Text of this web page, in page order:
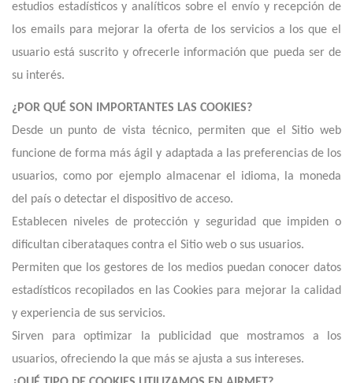
estudios estadísticos y analíticos sobre el envío y recepción de
los emails para mejorar la oferta de los servicios a los que el
usuario está suscrito y ofrecerle información que pueda ser de
su interés.
¿POR QUÉ SON IMPORTANTES LAS COOKIES?
Desde un punto de vista técnico, permiten que el Sitio web
funcione de forma más ágil y adaptada a las preferencias de los
usuarios, como por ejemplo almacenar el idioma, la moneda
del país o detectar el dispositivo de acceso.
Establecen niveles de protección y seguridad que impiden o
dificultan ciberataques contra el Sitio web o sus usuarios.
Permiten que los gestores de los medios puedan conocer datos
estadísticos recopilados en las Cookies para mejorar la calidad
y experiencia de sus servicios.
Sirven para optimizar la publicidad que mostramos a los
usuarios, ofreciendo la que más se ajusta a sus intereses.